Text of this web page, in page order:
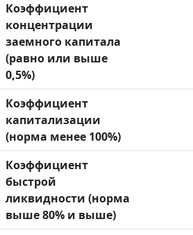
Коэффициент
концентрации
заемного капитала
(равно или выше
0,5%)
Коэффициент
капитализации
(норма менее 100%)
Коэффициент
быстрой
ликвидности (норма
выше 80% и выше)